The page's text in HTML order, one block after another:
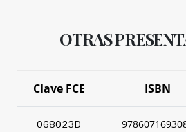
OTRAS
Clave FCE ISBN
068023D